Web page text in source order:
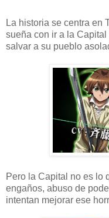
La historia se centra en
sueña con ir a la
salvar a su pueblo
Pero la Capital no es lo
engaños, abuso de
intentan mejorar ese